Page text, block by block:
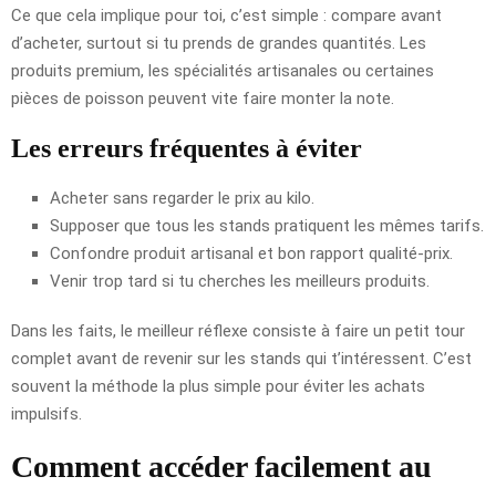
Ce que cela implique pour toi, c’est simple : compare avant
d’acheter, surtout si tu prends de grandes quantités. Les
produits premium, les spécialités artisanales ou certaines
pièces de poisson peuvent vite faire monter la note.
Les erreurs fréquentes à éviter
Acheter sans regarder le prix au kilo.
Supposer que tous les stands pratiquent les mêmes tarifs.
Confondre produit artisanal et bon rapport qualité-prix.
Venir trop tard si tu cherches les meilleurs produits.
Dans les faits, le meilleur réflexe consiste à faire un petit tour
complet avant de revenir sur les stands qui t’intéressent. C’est
souvent la méthode la plus simple pour éviter les achats
impulsifs.
Comment accéder facilement au